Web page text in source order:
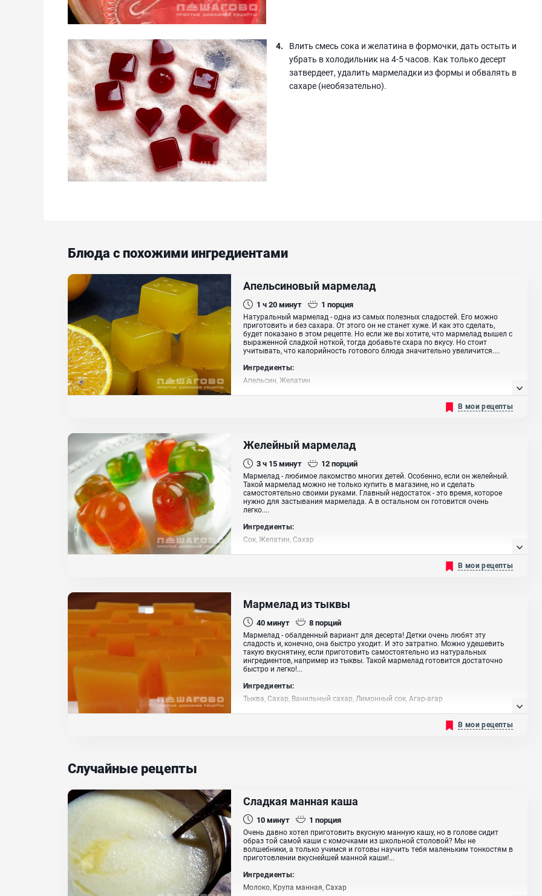
Влить смесь сока и желатина в формочки, дать остыть и
убрать в холодильник на 4-5 часов. Как только десерт
затвердеет, удалить мармеладки из формы и обвалять в
сахаре (необязательно).
Блюда с похожими ингредиентами
Апельсиновый мармелад
1 ч 20минут 1 порция
Натуральный мармелад - одна из самых полезных сладостей. Его можно
приготовить и без сахара. От этого он не станет хуже. И как это сделать,
будет показано в этом рецепте. Но если же вы хотите, что мармелад вышел с
выраженной сладкой ноткой, тогда добавьте схара по вкусу. Но стоит
учитывать, что калорийность готового блюда значительно увеличится....
Ингредиенты:
Апельсин, Желатин
В мои рецепты
Желейный мармелад
3 ч 15минут 12порций
Мармелад - любимое лакомство многих детей. Особенно, если он желейный.
Такой мармелад можно не только купить в магазине, но и сделать
самостоятельно своими руками. Главный недостаток - это время, которое
нужно для застывания мармелада. А в остальном он готовится очень
легко....
Ингредиенты:
Сок, Желатин, Сахар
В мои рецепты
Мармелад из тыквы
40минут 8порций
Мармелад - обалденный вариант для десерта! Детки очень любят эту
сладость и, конечно, она быстро уходит. И это затратно. Можно удешевить
такую вкуснятину, если приготовить самостоятельно из натуральных
ингредиентов, например из тыквы. Такой мармелад готовится достаточно
быстро и легко!...
Ингредиенты:
Тыква, Сахар, Ванильный сахар, Лимонный сок, Агар-агар
В мои рецепты
Случайные рецепты
Сладкая манная каша
10минут 1 порция
Очень давно хотел приготовить вкусную манную кашу, но в голове сидит
образ той самой каши с комочками из школьной столовой? Мы не
волшебники, а только учимся и готовы научить тебя маленьким тонкостям в
приготовлении вкуснейшей манной каши!...
Ингредиенты:
Молоко, Крупа манная, Сахар